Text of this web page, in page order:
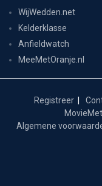
WijWedden.net
Kelderklasse
Anfieldwatch
MeeMetOranje.nl
Registreer
Algemene